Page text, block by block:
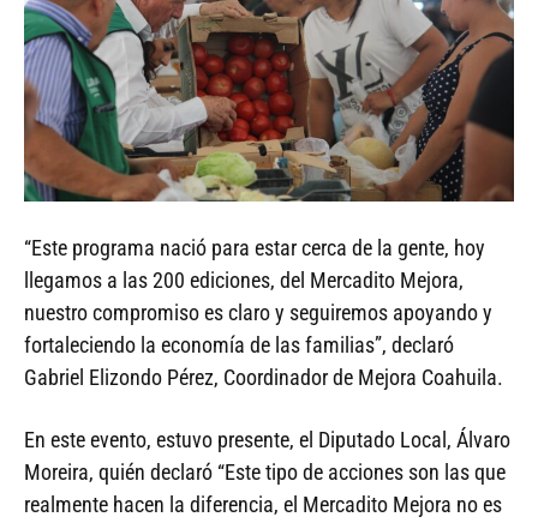
“Este programa nació para estar cerca de la gente, hoy
llegamos a las 200 ediciones, del Mercadito Mejora,
nuestro compromiso es claro y seguiremos apoyando y
fortaleciendo la economía de las familias”, declaró
Gabriel Elizondo Pérez, Coordinador de Mejora Coahuila.
En este evento, estuvo presente, el Diputado Local, Álvaro
Moreira, quién declaró “Este tipo de acciones son las que
realmente hacen la diferencia, el Mercadito Mejora no es